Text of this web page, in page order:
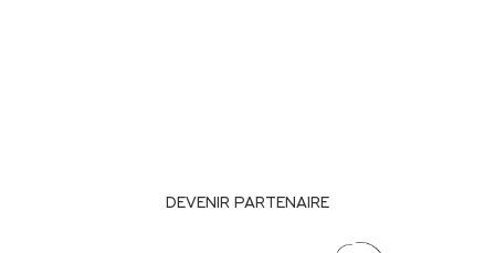
DEVENIR PARTENAIRE